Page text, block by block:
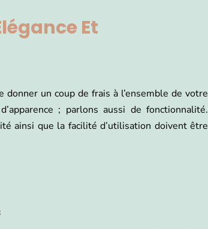
Et
donner un coup de frais à l’ensemble de votre
; parlons aussi de fonctionnalité.
ainsi que la facilité d’utilisation doivent être